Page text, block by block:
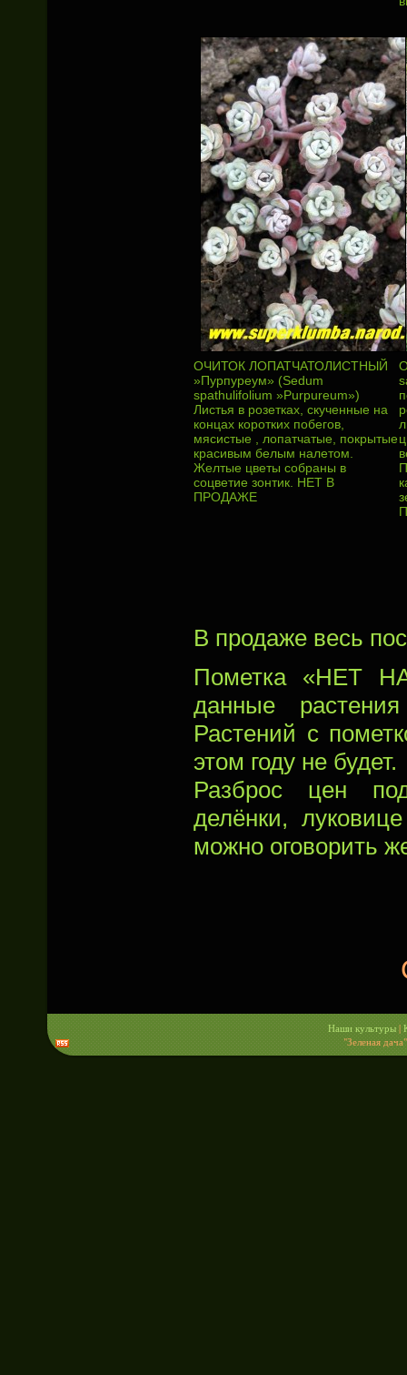
ОЧИТОК ЛОПАТЧАТОЛИСТНЫЙ
»Пурпуреум» (Sedum
spathulifolium »Purpureum»)
Листья в розетках, скученные на
концах коротких побегов,
мясистые , лопатчатые, покрытые
красивым белым налетом.
Желтые цветы собраны в
соцветие зонтик. НЕТ В
ПРОДАЖЕ
В продаже весь
Пометка «НЕТ
данные
Растений с
этом году не будет.
Разброс цен
делёнки,
можно оговорить
Наши культуры |
"Зеленая